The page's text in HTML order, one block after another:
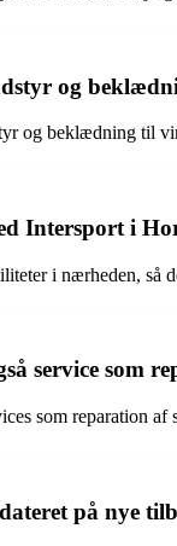
og
og beklædning til
Intersport i
i nærheden, så
service som
som reparation
på nye